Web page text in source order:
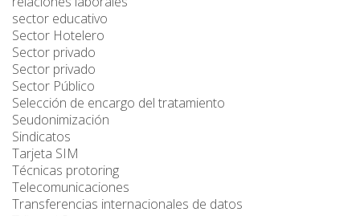
sector educativo
Sector Hotelero
Sector privado
Sector privado
Sector Público
Selección de encargo del tratamiento
Seudonimización
Sindicatos
Tarjeta SIM
Técnicas protoring
Telecomunicaciones
Transferencias internacionales de datos